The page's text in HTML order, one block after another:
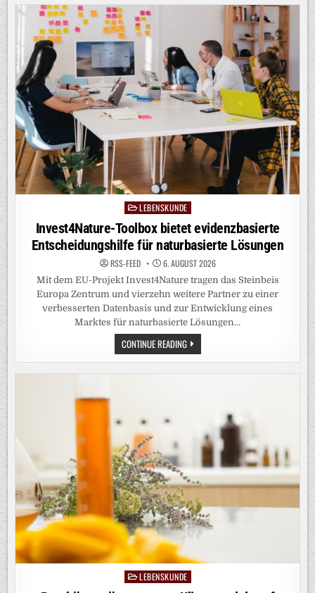
FOLGEN
PostedLEBENSKUNDE
Invest4Nature-Toolbox bietet evidenzbasierte
Entscheidungshilfe für naturbasierte Lösungen
RSS-FEED 6. AUGUST 2026
Mit dem EU-Projekt Invest4Nature tragen das Steinbeis
Europa Zentrum und vierzehn weitere Partner zu einer
verbesserten Datenbasis und zur Entwicklung eines
Marktes für naturbasierte Lösungen…
CONTINUE READINGINVEST4NATURE-
TOOLBOX
BIETET
PostedLEBENSKUNDE